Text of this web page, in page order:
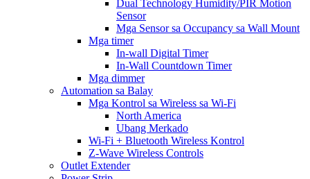
Dual Technology Humidity/PIR Motion
Sensor
Mga Sensor sa Occupancy sa Wall Mount
Mga timer
In-wall Digital Timer
In-Wall Countdown Timer
Mga dimmer
Automation sa Balay
Mga Kontrol sa Wireless sa Wi-Fi
North America
Ubang Merkado
Wi-Fi + Bluetooth Wireless Kontrol
Z-Wave Wireless Controls
Outlet Extender